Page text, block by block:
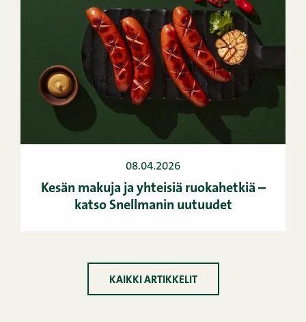
08.04.2026
Kesän makuja ja yhteisiä ruokahetkiä –
katso Snellmanin uutuudet
KAIKKI ARTIKKELIT